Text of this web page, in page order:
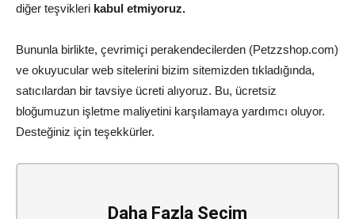
diğer teşvikleri kabul etmiyoruz.
Bununla birlikte, çevrimiçi perakendecilerden (Petzzshop.com)
ve okuyucular web sitelerini bizim sitemizden tıkladığında,
satıcılardan bir tavsiye ücreti alıyoruz. Bu, ücretsiz
bloğumuzun işletme maliyetini karşılamaya yardımcı oluyor.
Desteğiniz için teşekkürler.
Daha Fazla Seçim